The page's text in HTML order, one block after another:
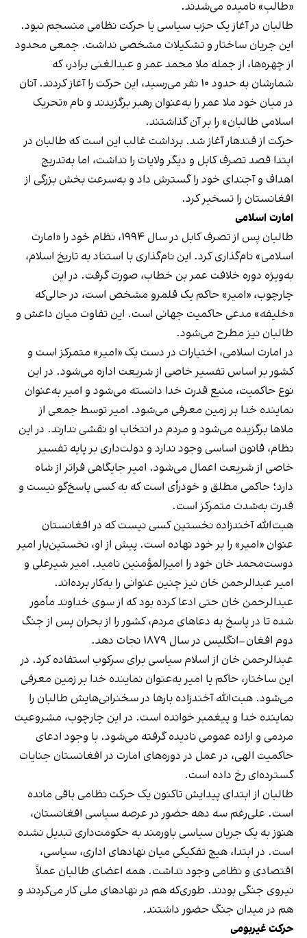
«طالب» نامیده می‌شدند.
طالبان در آغاز یک حزب سیاسی یا حرکت نظامی منسجم نبود.
این جریان ساختار و تشکیلات مشخصی نداشت. جمعی محدود
از چهره‌ها، از جمله ملا محمد عمر و عبدالغنی برادر، که
شمارشان به حدود ۱۰ نفر می‌رسید، این حرکت را آغاز کردند. آنان
در میان خود ملا عمر را به‌عنوان رهبر برگزیدند و نام «تحریک
اسلامی طالبان» را بر آن گذاشتند.
حرکت از قندهار آغاز شد. برداشت غالب این است که طالبان در
ابتدا قصد تصرف کابل و دیگر ولایات را نداشت، اما به‌تدریج
اهداف و آجندای خود را گسترش داد و به‌سرعت بخش بزرگی از
افغانستان را تسخیر کرد.
امارت اسلامی
طالبان پس از تصرف کابل در سال ۱۹۹۴، نظام خود را «امارت
اسلامی» نام‌گذاری کرد. این نام‌گذاری با استناد به تاریخ اسلام،
به‌ویژه دوره خلافت عمر بن خطاب، صورت گرفت. در این
چارچوب، «امیر» حاکم یک قلمرو مشخص است، در حالی‌که
«خلیفه» مدعی حاکمیت جهانی است. این تفاوت میان داعش و
طالبان نیز مطرح می‌شود.
در امارت اسلامی، اختیارات در دست یک «امیر» متمرکز است و
کشور بر اساس تفسیر خاصی از شریعت اداره می‌شود. در این
نوع حاکمیت، منبع قدرت خدا دانسته می‌شود و امیر به‌عنوان
نماینده خدا بر زمین معرفی می‌شود. امیر توسط جمعی از
ملاها برگزیده می‌شود و مردم در انتخاب او نقشی ندارند. در این
نظام، قانون اساسی وجود ندارد و دولت‌داری بر پایه تفسیر
خاصی از شریعت اعمال می‌شود. امیر جایگاهی فراتر از شاه
دارد؛ حاکمی مطلق و خودرأی است که به کسی پاسخ‌گو نیست و
قدرت به‌شدت متمرکز است.
هبت‌الله آخندزاده نخستین کسی نیست که در افغانستان
عنوان «امیر» را بر خود نهاده است. پیش از او، نخستین‌بار امیر
دوست‌محمد خان خود را امیرالمؤمنین نامید. امیر شیرعلی و
امیر عبدالرحمن خان نیز چنین عنوانی را به‌کار برده‌اند.
عبدالرحمن خان حتی ادعا کرده بود که از سوی خداوند مأمور
شده تا در پاسخ به دعاهای مردم، کشور را از بحران پس از جنگ
دوم افغان–انگلیس در سال ۱۸۷۹ نجات دهد.
عبدالرحمن خان از اسلام سیاسی برای سرکوب استفاده کرد. در
این ساختار، حاکم یا امیر به‌عنوان نماینده خدا بر زمین معرفی
می‌شود. هبت‌الله آخندزاده بارها در سخنرانی‌هایش طالبان را
نماینده خدا و پیغمبر خوانده است. در این چارچوب، مشروعیت
مردمی و اراده عمومی نادیده گرفته می‌شود. با وجود ادعای
حاکمیت الهی، در عمل در دوره‌های امارت در افغانستان جنایات
گسترده‌ای رخ داده است.
طالبان از ابتدای پیدایش تاکنون یک حرکت نظامی باقی مانده
است. علی‌رغم سه دهه حضور در عرصه سیاسی افغانستان،
هنوز به یک جریان سیاسی باورمند به حکومت‌داری تبدیل نشده
است. در ابتدا، هیچ تفکیکی میان نهادهای اداری، سیاسی،
اقتصادی و نظامی وجود نداشت. همه اعضای طالبان عملاً
نیروی جنگی بودند. طوری‌که هم در نهادهای ملی کار می‌کردند و
هم در میدان جنگ حضور داشتند.
حرکت غیربومی